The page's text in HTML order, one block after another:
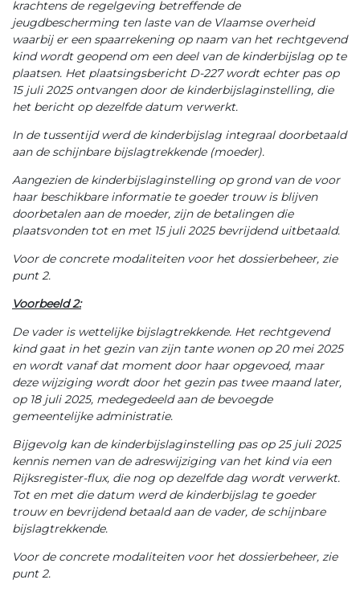
krachtens de regelgeving betreffende de
jeugdbescherming ten laste van de Vlaamse overheid
waarbij er een spaarrekening op naam van het rechtgevend
kind wordt geopend om een deel van de kinderbijslag op te
plaatsen. Het plaatsingsbericht D-227 wordt echter pas op
15 juli 2025 ontvangen door de kinderbijslaginstelling, die
het bericht op dezelfde datum verwerkt.
In de tussentijd werd de kinderbijslag integraal doorbetaald
aan de schijnbare bijslagtrekkende (moeder).
Aangezien de kinderbijslaginstelling op grond van de voor
haar beschikbare informatie te goeder trouw is blijven
doorbetalen aan de moeder, zijn de betalingen die
plaatsvonden tot en met 15 juli 2025 bevrijdend uitbetaald.
Voor de concrete modaliteiten voor het dossierbeheer, zie
punt 2.
Voorbeeld 2:
De vader is wettelijke bijslagtrekkende. Het rechtgevend
kind gaat in het gezin van zijn tante wonen op 20 mei 2025
en wordt vanaf dat moment door haar opgevoed, maar
deze wijziging wordt door het gezin pas twee maand later,
op 18 juli 2025, medegedeeld aan de bevoegde
gemeentelijke administratie.
Bijgevolg kan de kinderbijslaginstelling pas op 25 juli 2025
kennis nemen van de adreswijziging van het kind via een
Rijksregister-flux, die nog op dezelfde dag wordt verwerkt.
Tot en met die datum werd de kinderbijslag te goeder
trouw en bevrijdend betaald aan de vader, de schijnbare
bijslagtrekkende.
Voor de concrete modaliteiten voor het dossierbeheer, zie
punt 2.